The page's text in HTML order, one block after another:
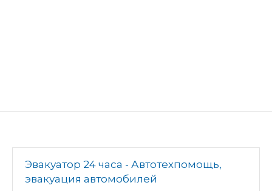
Эвакуатор 24 часа - Автотехпомощь,
эвакуация автомобилей